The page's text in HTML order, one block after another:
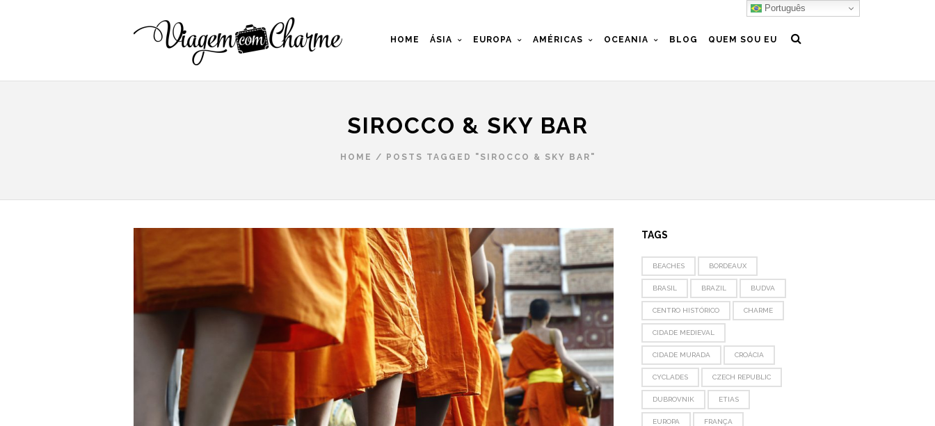
HOME ÁSIA EUROPA AMÉRICAS OCEANIA BLOG QUEM SOU EU
SIROCCO & SKY BAR
HOME / POSTS TAGGED "SIROCCO & SKY BAR"
TAGS
BEACHES BORDEAUX
BRASIL BRAZIL BUDVA
CENTRO HISTÓRICO CHARME
CIDADE MEDIEVAL
CIDADE MURADA CROÁCIA
CYCLADES CZECH REPUBLIC
DUBROVNIK ETIAS
EUROPA FRANÇA
Português